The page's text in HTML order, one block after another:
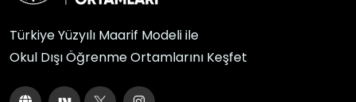
Türkiye Yüzyılı Maarif Modeli ile
Okul Dışı Öğrenme Ortamlarını Keşfet